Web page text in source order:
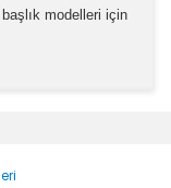
başlık modelleri için